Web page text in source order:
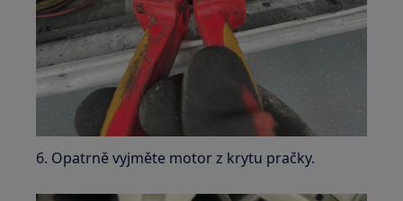
6. Opatrně vyjměte motor z krytu pračky.